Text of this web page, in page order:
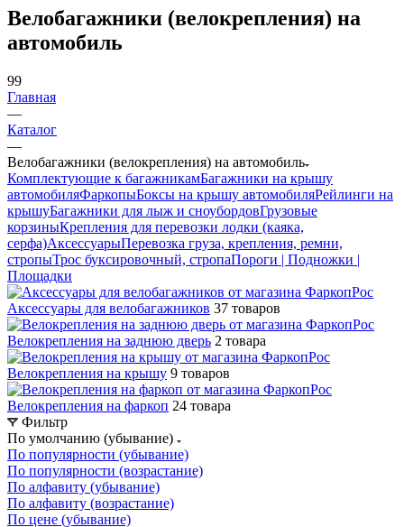
Велобагажники (велокрепления) на
автомобиль
99
Главная
—
Каталог
—
Велобагажники (велокрепления) на автомобиль
Комплектующие к багажникамБагажники на крышу
автомобиляФаркопыБоксы на крышу автомобиляРейлинги на
крышуБагажники для лыж и сноубордовГрузовые
корзиныКрепления для перевозки лодки (каяка,
серфа)АксессуарыПеревозка груза, крепления, ремни,
стропыТрос буксировочный, стропаПороги | Подножки |
Площадки
Аксессуары для велобагажников 37 товаров
Велокрепления на заднюю дверь 2 товара
Велокрепления на крышу 9 товаров
Велокрепления на фаркоп 24 товара
Фильтр
По умолчанию (убывание)
По популярности (убывание)
По популярности (возрастание)
По алфавиту (убывание)
По алфавиту (возрастание)
По цене (убывание)